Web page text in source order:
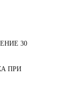
30
ПРИ